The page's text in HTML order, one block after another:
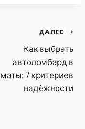
ДАЛЕЕ
Как выбрать
автоломбард в
7 критериев
надёжности